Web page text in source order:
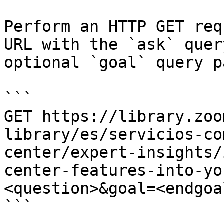
Perform an HTTP GET
URL with the `ask`
optional `goal` query
```
GET https://
library/es/servicios-
center/expert-insights/
center-features-into-
```